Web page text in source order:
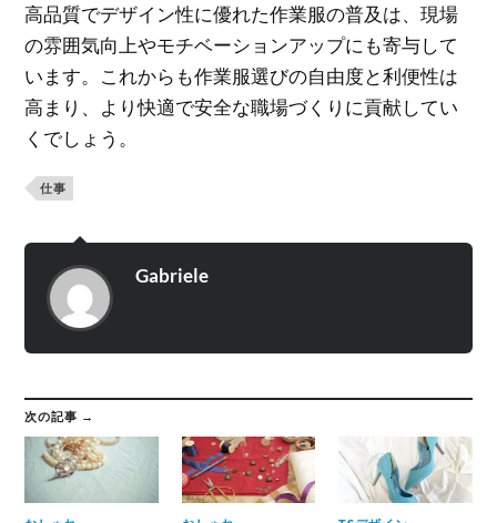
高品質でデザイン性に優れた作業服の普及は、現場
の雰囲気向上やモチベーションアップにも寄与して
います。これからも作業服選びの自由度と利便性は
高まり、より快適で安全な職場づくりに貢献してい
くでしょう。
仕事
Gabriele
次の記事 →